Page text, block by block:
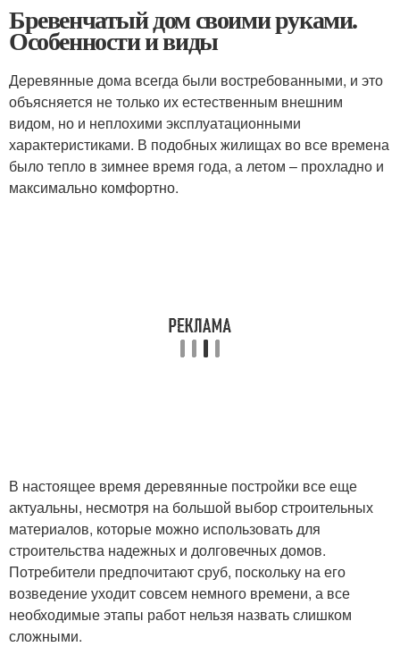
Бревенчатый дом своими руками.
Особенности и виды
Деревянные дома всегда были востребованными, и это
объясняется не только их естественным внешним
видом, но и неплохими эксплуатационными
характеристиками. В подобных жилищах во все времена
было тепло в зимнее время года, а летом – прохладно и
максимально комфортно.
В настоящее время деревянные постройки все еще
актуальны, несмотря на большой выбор строительных
материалов, которые можно использовать для
строительства надежных и долговечных домов.
Потребители предпочитают сруб, поскольку на его
возведение уходит совсем немного времени, а все
необходимые этапы работ нельзя назвать слишком
сложными.